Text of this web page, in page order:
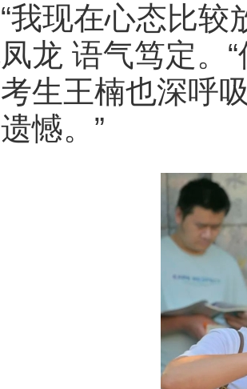
在心态比较放
龙 语气笃定。
生王楠也深呼
憾。”